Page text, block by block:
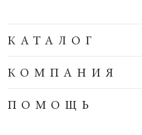
КАТАЛОГ
КОМПАНИЯ
ПОМОЩЬ